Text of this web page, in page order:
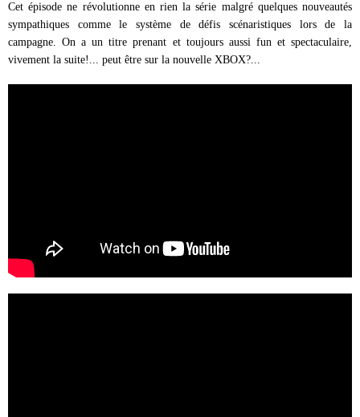
Cet épisode ne révolutionne en rien la série malgré quelques nouveautés
sympathiques comme le système de défis scénaristiques lors de la
campagne. On a un titre prenant et toujours aussi fun et spectaculaire,
vivement la suite!... peut être sur la nouvelle XBOX?...